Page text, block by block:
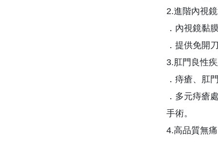
2.進階內視
．內視鏡黏
．提供免開
3.肛門良性
．痔瘡、肛
．多元痔瘡
手術。
4.高品質無